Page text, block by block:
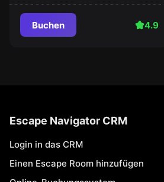
Buchen 4.9
Escape Navigator CRM
Login in das CRM
Einen Escape Room hinzufügen